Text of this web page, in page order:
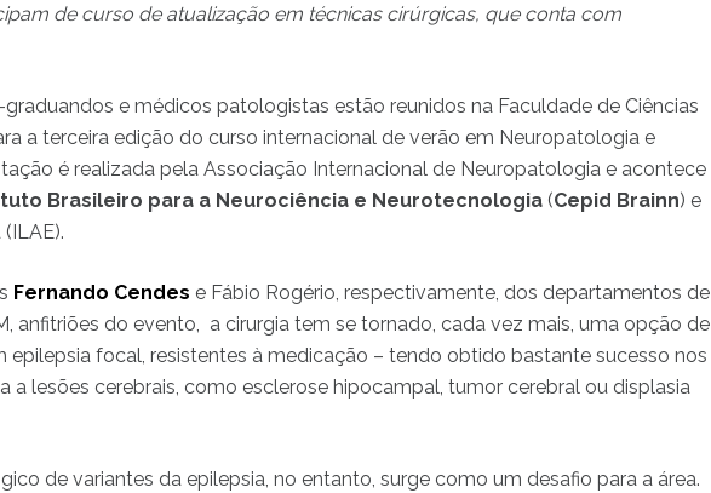
de curso de atualização em técnicas cirúrgicas, que conta com
e médicos patologistas estão reunidos na Faculdade de Ciências
a terceira edição do curso internacional de verão em Neuropatologia e
é realizada pela Associação Internacional de Neuropatologia e acontece
Brasileiro para a Neurociência e Neurotecnologia (Cepid Brainn) e
Fernando Cendes e Fábio Rogério, respectivamente, dos departamentos de
anfitriões do evento, a cirurgia tem se tornado, cada vez mais, uma opção de
focal, resistentes à medicação – tendo obtido bastante sucesso nos
a lesões cerebrais, como esclerose hipocampal, tumor cerebral ou displasia
de variantes da epilepsia, no entanto, surge como um desafio para a área.